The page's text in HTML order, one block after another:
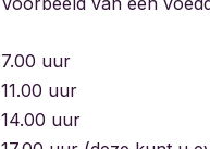
7.00 uur
11.00 uur
14.00 uur